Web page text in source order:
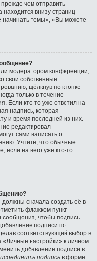
прежде чем отправить
внизу страниц
темы», «Вы можете
модератором конференции,
свои собственные
щёлкнув по кнопке
только в течение
Если кто-то уже ответил на
надпись, которая
и время последней из них.
редактировал
сами написать о
Учтите, что обычные
если на него уже кто-то
сначала создать её в
флажком пункт
сообщения, чтобы подпись
подписи по
соответствующий выбор в
настройки» в личном
добавление подписи в
подпись в форме